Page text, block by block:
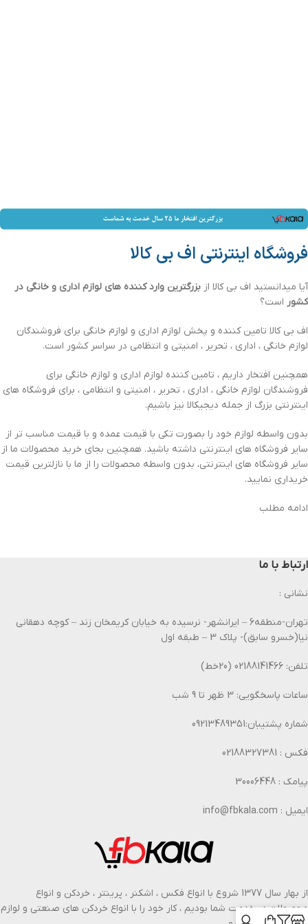
فروشگاه اینترنتی اف بی کالا
آیا میدانستید اف بی کالا از بزرگترین وارد کننده های لوازم اداری و خانگی در
کشور است؟
اف بی کالا تامین کننده و پخش لوازم اداری و لوازم خانگی برای فروشندگان
لوازم خانگی ، اداری ، تحریر ، امنیتی و انتظامی در سراسر کشور است.
همچنین افتخار داریم ، تامین کننده لوازم اداری و لوازم خانگی برای
فروشندگان لوازم خانگی ، اداری ، تحریر ، امنیتی و انتظامی ، برای فروشگاه های
اینترنتی بزرگ از جمله دیجیکالا نیز باشیم.
بدون واسطه لوازم خود را بصورت تکی با قیمت عمده و با قیمت مناسب تر از
سایر فروشگاه های اینترنتی داشته باشید. همچنین بجای خرید محصولات ما از
سایر فروشگاه های اینترنتی، بدون واسطه محصولات را از ما با نازلترین قیمت
خریداری نمایید.
ادامه مطلب
ارتباط با ما
نشانی :
تهران-منطقه6 – ایرانشهر- نرسیده به خیابان کریمخان زند – کوچه دهقانی
نیا(خسرو سابق)- پلاک 3 – طبقه اول
تلفن: 02188141466 (20خط)
ساعات پاسخگویی: 3 ظهر تا 9 شب
شماره پشتیبان:09213489351
فکس : 02188327381
پیامک : 30006448
ایمیل : info@fbkala.com
از بهار سال 1377 شروع با انواع فکس ، اشکنر ، پرینتر ، خردکن و انواع
محصولات در خدمت شما بودیم ، کار خود را با انواع خردکن های صنعتی و لوازم